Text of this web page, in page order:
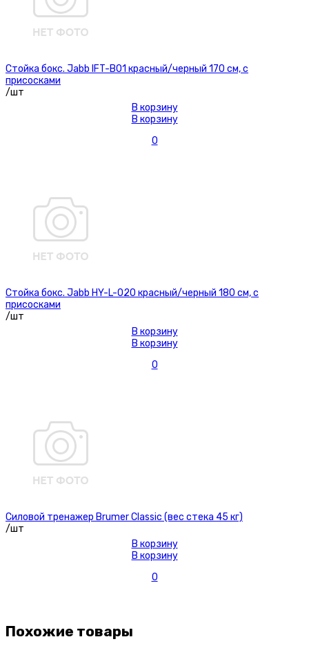
Стойка бокс. Jabb IFT-B01 красный/черный 170 см, с
присосками
/шт
В корзину
В корзину
0
Стойка бокс. Jabb HY-L-020 красный/черный 180 см, с
присосками
/шт
В корзину
В корзину
0
Силовой тренажер Brumer Classic (вес стека 45 кг)
/шт
В корзину
В корзину
0
Похожие товары